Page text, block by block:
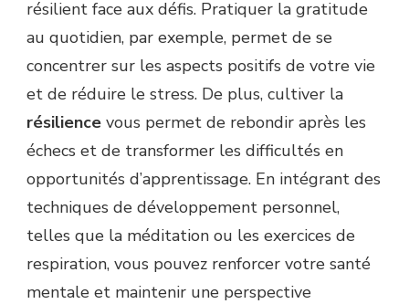
résilient face aux défis. Pratiquer la gratitude
au quotidien, par exemple, permet de se
concentrer sur les aspects positifs de votre vie
et de réduire le stress. De plus, cultiver la
résilience vous permet de rebondir après les
échecs et de transformer les difficultés en
opportunités d’apprentissage. En intégrant des
techniques de développement personnel,
telles que la méditation ou les exercices de
respiration, vous pouvez renforcer votre santé
mentale et maintenir une perspective